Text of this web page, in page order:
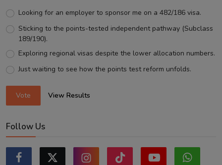
Looking for an employer to sponsor me on a 482/186 visa.
Sticking to the points-tested independent pathway (Subclass
189/190).
Exploring regional visas despite the lower allocation numbers.
Just waiting to see how the points test reform unfolds.
Vote View Results
Follow Us